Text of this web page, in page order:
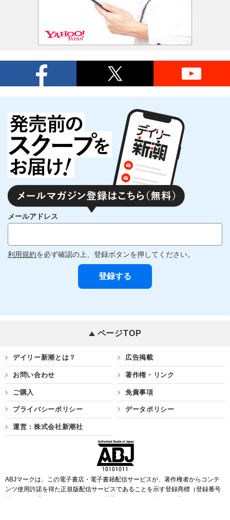
メールアドレス
利用規約を必ず確認の上、登録ボタンを押してください。
ページTOP
デイリー新潮とは？ 広告掲載
お問い合わせ 著作権・リンク
ご購入 免責事項
プライバシーポリシー データポリシー
運営：株式会社新潮社
ABJマークは、この電子書店・電子書籍配信サービスが、著作権者からコンテ
ンツ使用許諾を得た正規版配信サービスであることを示す登録商標（登録番号